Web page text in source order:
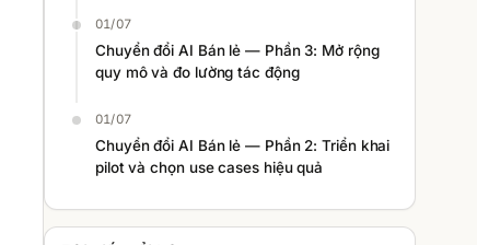
01/07
Chuyển đổi AI Bán lẻ — Phần 3: Mở rộng
quy mô và đo lường tác động
01/07
Chuyển đổi AI Bán lẻ — Phần 2: Triển khai
pilot và chọn use cases hiệu quả